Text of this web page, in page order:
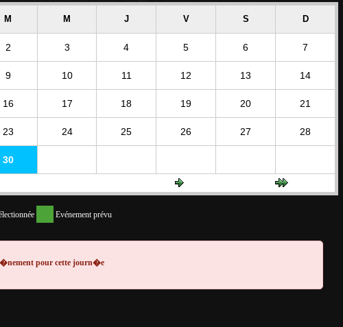
M M J V S D
2 3 4 5 6 7
9 10 11 12 13 14
16 17 18 19 20 21
23 24 25 26 27 28
30
Evénement prévu
pour cette journ�e